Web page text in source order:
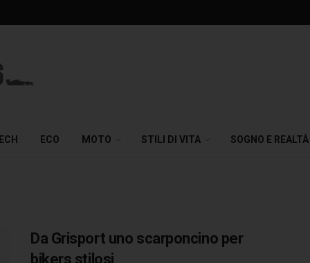
ECO MOTO STILI DI VITA SOGNO E REALTÀ
Da Grisport uno scarponcino per
bikers stilosi